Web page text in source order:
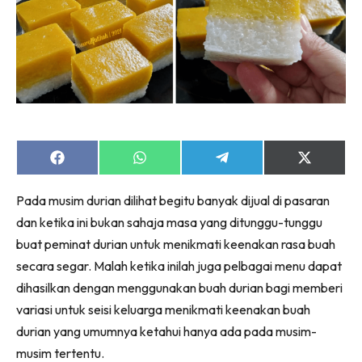
Share
on
Share
on
Share
on
Share
on
(Twitter)
Pada musim durian dilihat begitu banyak dijual di pasaran
dan ketika ini bukan sahaja masa yang ditunggu-tunggu
buat peminat durian untuk menikmati keenakan rasa buah
secara segar. Malah ketika inilah juga pelbagai menu dapat
dihasilkan dengan menggunakan buah durian bagi memberi
variasi untuk seisi keluarga menikmati keenakan buah
durian yang umumnya ketahui hanya ada pada musim-
musim tertentu.